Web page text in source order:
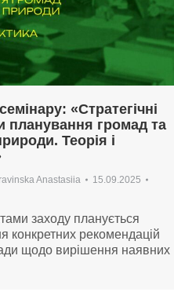
«Стратегічні
планування громад та
Теорія і
Anastasiia
15.09.2025
заходу планується
конкретних рекомендацій
щодо вирішення наявних